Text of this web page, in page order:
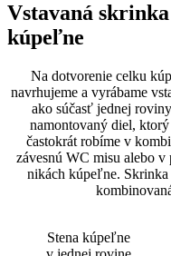
Vstavaná
kúpeľne
Na dotvorenie celku
navrhujeme a vyrábame
ako súčasť jednej
namontovaný diel,
častokrát robíme v
závesnú WC misu alebo v
nikách kúpeľne.
Stena kúpeľne